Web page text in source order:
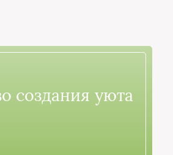
создания уюта